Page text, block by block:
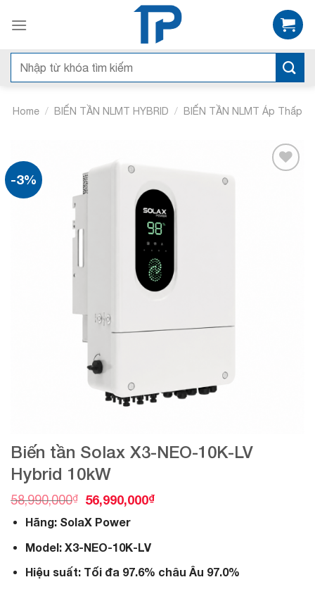
qua
dungSearch
Home / BIẾN TẦN NLMT HYBRID / BIẾN TẦN NLMT Áp Thấp
-3%
Biến tần Solax X3-NEO-10K-LV
Hybrid 10kW
58,990,000₫
O
i
i
a
56,990,000₫C
t
Hãng: SolaX Power
Model: X3-NEO-10K-LV
Hiệu suất: Tối đa 97.6% châu Âu 97.0%